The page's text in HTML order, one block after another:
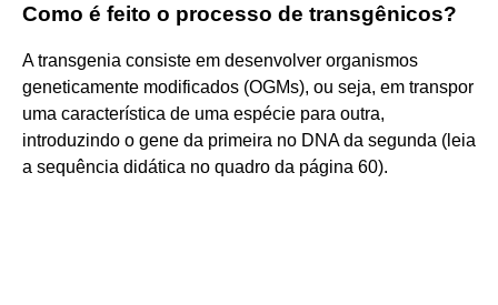
Como é feito o processo de transgênicos?
A transgenia consiste em desenvolver organismos
geneticamente modificados (OGMs), ou seja, em transpor
uma característica de uma espécie para outra,
introduzindo o gene da primeira no DNA da segunda (leia
a sequência didática no quadro da página 60).